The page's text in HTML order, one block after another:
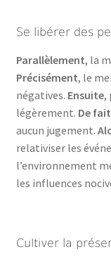
Se libérer des
Parallèlement, la
Précisément, le
négatives. Ensuite,
légèrement. De fait
aucun jugement.
relativiser les
l’environnement
les influences
Cultiver la